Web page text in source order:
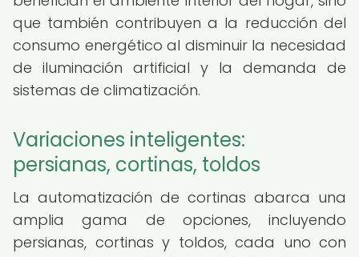
que también contribuyen a la reducción del
consumo energético al disminuir la necesidad
de iluminación artificial y la demanda de
sistemas de climatización.
Variaciones inteligentes:
persianas, cortinas, toldos
La automatización de cortinas abarca una
amplia gama de opciones, incluyendo
persianas, cortinas y toldos, cada uno con